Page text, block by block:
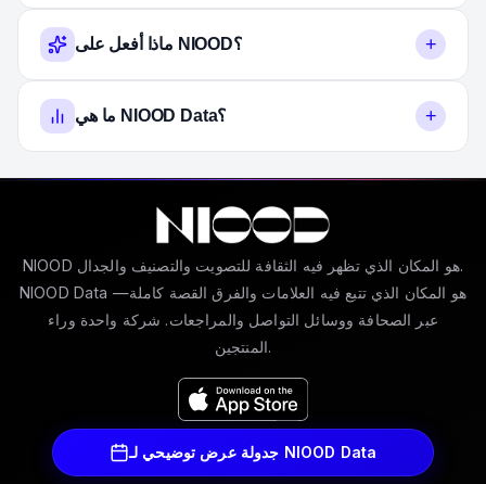
ماذا أفعل على NIOOD؟ +
ما هي NIOOD Data؟ +
NIOOD هو المكان الذي تظهر فيه الثقافة للتصويت والتصنيف والجدال.
NIOOD Data هو المكان الذي تتبع فيه العلامات والفرق القصة كاملة—
عبر الصحافة ووسائل التواصل والمراجعات. شركة واحدة وراء
المنتجين.
جدولة عرض توضيحي لـ NIOOD Data